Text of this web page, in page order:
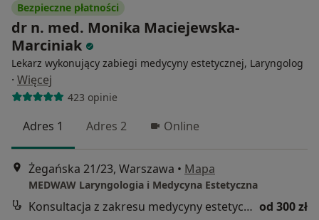
Bezpieczne płatności
dr n. med. Monika Maciejewska-
Marciniak
Lekarz wykonujący zabiegi medycyny estetycznej, Laryngolog
· Więcej
423 opinie
Adres 1 Adres 2 Online
Żegańska 21/23, Warszawa • Mapa
MEDWAW Laryngologia i Medycyna Estetyczna
Konsultacja z zakresu medycyny estetycznej od 300 zł